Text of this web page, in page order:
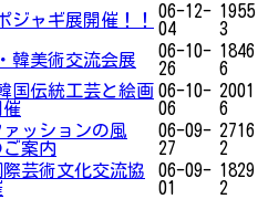
ジャギ展開催！！
06-12-
04
1955
3
韓美術交流会展
06-10-
26
1846
6
国伝統工芸と絵画
催
06-10-
06
2001
6
ァッションの風
案内
06-09-
27
2716
2
際芸術文化交流協
06-09-
01
1829
2